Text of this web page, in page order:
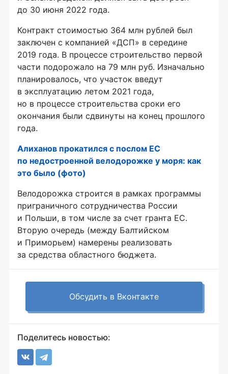
до 30 июня 2022 года.
Контракт стоимостью 364 млн рублей был
заключен с компанией «ДСП» в середине
2019 года. В процессе строительство первой
части подорожало на 79 млн руб. Изначально
планировалось, что участок введут
в эксплуатацию летом 2021 года,
но в процессе строительства сроки его
окончания были сдвинуты на конец прошлого
года.
Алиханов прокатился с послом ЕC
по недостроенной велодорожке у моря: как
это было (фото)
Велодорожка строится в рамках программы
приграничного сотрудничества России
и Польши, в том числе за счет гранта ЕС.
Вторую очередь (между Балтийском
и Приморьем) намерены реализовать
за средства областного бюджета.
Обсудить в Вконтакте
Поделитесь новостью: